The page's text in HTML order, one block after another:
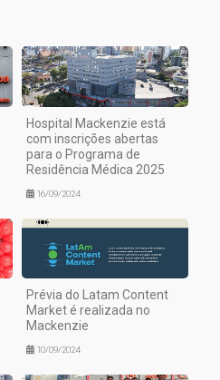
Hospital Mackenzie está
com inscrições abertas
para o Programa de
Residência Médica 2025
16/09/2024
Prévia do Latam Content
Market é realizada no
Mackenzie
10/09/2024